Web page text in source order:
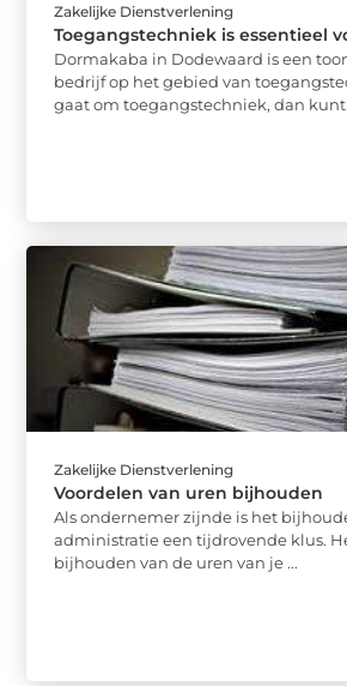
Zakelijke Dienstverlening
Toegangstechniek is essentieel
Dormakaba in Dodewaard is een
bedrijf op het gebied van
gaat om toegangstechniek, dan kunt
Zakelijke Dienstverlening
Voordelen van uren bijhouden
Als ondernemer zijnde is het
administratie een tijdrovende klus.
bijhouden van de uren van je ...